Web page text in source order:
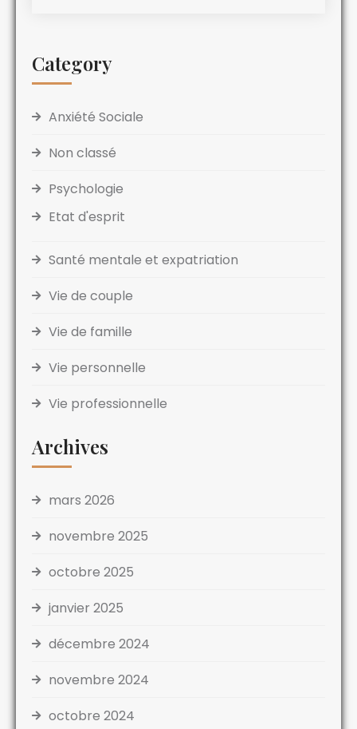
Category
Anxiété Sociale
Non classé
Psychologie
Etat d'esprit
Santé mentale et expatriation
Vie de couple
Vie de famille
Vie personnelle
Vie professionnelle
Archives
mars 2026
novembre 2025
octobre 2025
janvier 2025
décembre 2024
novembre 2024
octobre 2024